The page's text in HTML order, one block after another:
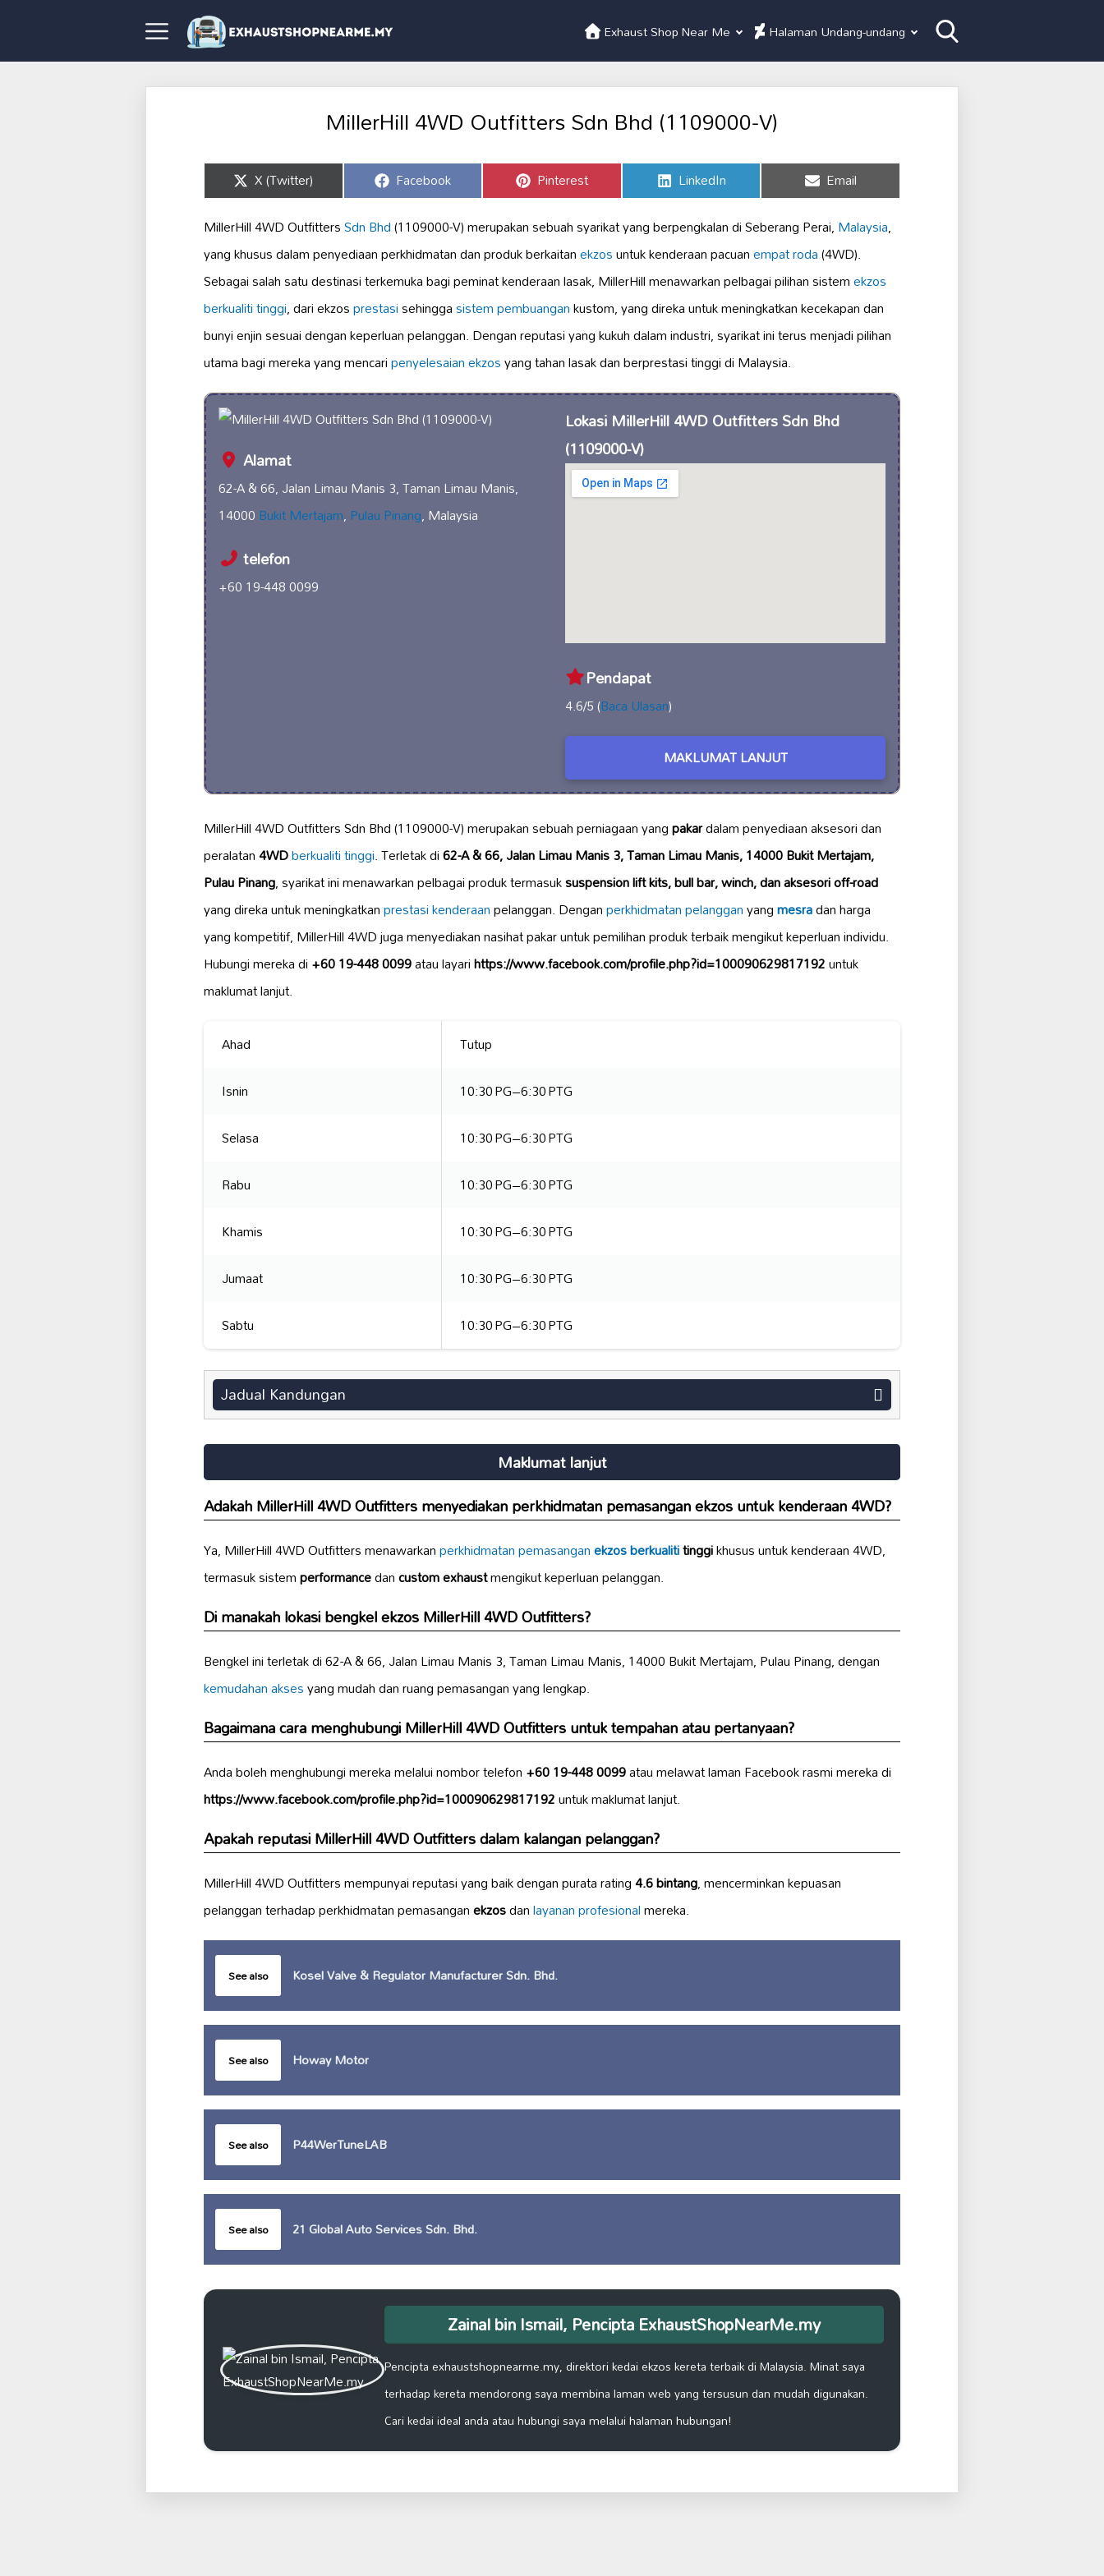
Exhaust Shop Near Me Halaman Undang-undang
MillerHill 4WD Outfitters Sdn Bhd (1109000-V)
Share
on
X (Twitter) Share
on
Facebook Share
on
Pinterest Share
on
LinkedIn Share
on
Email
MillerHill 4WD OutfittersSdn Bhd(1109000-V) merupakan sebuah syarikat yang berpengkalan di Seberang Perai,Malaysia,
yang khusus dalam penyediaan perkhidmatan dan produk berkaitanekzosuntuk kenderaan pacuanempat roda(4WD).
Sebagai salah satu destinasi terkemuka bagi peminat kenderaan lasak, MillerHill menawarkan pelbagai pilihan sistemekzos
berkualiti tinggi, dari ekzosprestasisehinggasistem pembuangankustom, yang direka untuk meningkatkan kecekapan dan
bunyi enjin sesuai dengan keperluan pelanggan. Dengan reputasi yang kukuh dalam industri, syarikat ini terus menjadi pilihan
utama bagi mereka yang mencaripenyelesaian ekzosyang tahan lasak dan berprestasi tinggi di Malaysia.
Alamat
62-A & 66, Jalan Limau Manis 3, Taman Limau Manis,
14000Bukit Mertajam,Pulau Pinang, Malaysia
telefon
+60 19-448 0099
Lokasi MillerHill 4WD Outfitters Sdn Bhd
(1109000-V)
Pendapat
4.6/5 (Baca Ulasan)
MAKLUMAT LANJUT
MillerHill 4WD Outfitters Sdn Bhd (1109000-V) merupakan sebuah perniagaan yangpakardalam penyediaan aksesori dan
peralatan4WDberkualiti tinggi. Terletak di62-A & 66, Jalan Limau Manis 3, Taman Limau Manis, 14000 Bukit Mertajam,
Pulau Pinang, syarikat ini menawarkan pelbagai produk termasuksuspension lift kits, bull bar, winch, dan aksesori off-road
yang direka untuk meningkatkanprestasi kenderaanpelanggan. Denganperkhidmatan pelangganyangmesradan harga
yang kompetitif, MillerHill 4WD juga menyediakan nasihat pakar untuk pemilihan produk terbaik mengikut keperluan individu.
Hubungi mereka di+60 19-448 0099atau layarihttps://www.facebook.com/profile.php?id=100090629817192untuk
maklumat lanjut.
Ahad
Tutup
Isnin
10:30 PG–6:30 PTG
Selasa
10:30 PG–6:30 PTG
Rabu
10:30 PG–6:30 PTG
Khamis
10:30 PG–6:30 PTG
Jumaat
10:30 PG–6:30 PTG
Sabtu
10:30 PG–6:30 PTG
Jadual Kandungan
Maklumat lanjut
Adakah MillerHill 4WD Outfitters menyediakan perkhidmatan pemasanganekzosuntuk kenderaan 4WD?
Ya, MillerHill 4WD Outfitters menawarkanperkhidmatan pemasanganekzos berkualititinggikhusus untuk kenderaan 4WD,
termasuk sistemperformancedancustom exhaustmengikut keperluan pelanggan.
Di manakah lokasibengkel ekzosMillerHill 4WD Outfitters?
Bengkel ini terletak di 62-A & 66, Jalan Limau Manis 3, Taman Limau Manis, 14000 Bukit Mertajam, Pulau Pinang, dengan
kemudahan aksesyang mudah dan ruang pemasangan yang lengkap.
Bagaimana cara menghubungi MillerHill 4WD Outfitters untuk tempahan atau pertanyaan?
Anda boleh menghubungi mereka melalui nombor telefon+60 19-448 0099atau melawat laman Facebook rasmi mereka di
https://www.facebook.com/profile.php?id=100090629817192untuk maklumat lanjut.
Apakah reputasi MillerHill 4WD Outfitters dalam kalangan pelanggan?
MillerHill 4WD Outfitters mempunyai reputasi yang baik dengan purata rating4.6 bintang, mencerminkan kepuasan
pelanggan terhadap perkhidmatan pemasanganekzosdanlayanan profesionalmereka.
See also Kosel Valve & Regulator Manufacturer Sdn. Bhd.
See also Howay Motor
See also P44WerTuneLAB
See also 21 Global Auto Services Sdn. Bhd.
Zainal bin Ismail, Pencipta ExhaustShopNearMe.my
Pencipta exhaustshopnearme.my, direktori kedai ekzos kereta terbaik di Malaysia. Minat saya
terhadap kereta mendorong saya membina laman web yang tersusun dan mudah digunakan.
Cari kedai ideal anda atau hubungi saya melalui halaman hubungan!